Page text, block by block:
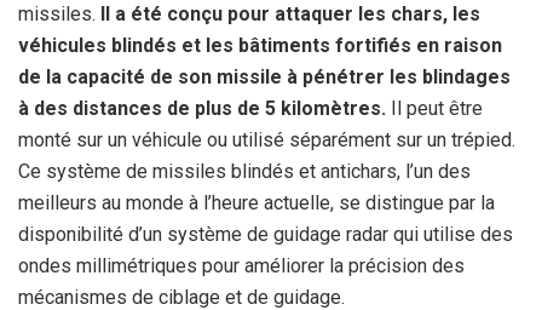
missiles. Il a été conçu pour attaquer les chars, les
véhicules blindés et les bâtiments fortifiés en raison
de la capacité de son missile à pénétrer les blindages
à des distances de plus de 5 kilomètres. Il peut être
monté sur un véhicule ou utilisé séparément sur un trépied.
Ce système de missiles blindés et antichars, l’un des
meilleurs au monde à l’heure actuelle, se distingue par la
disponibilité d’un système de guidage radar qui utilise des
ondes millimétriques pour améliorer la précision des
mécanismes de ciblage et de guidage.